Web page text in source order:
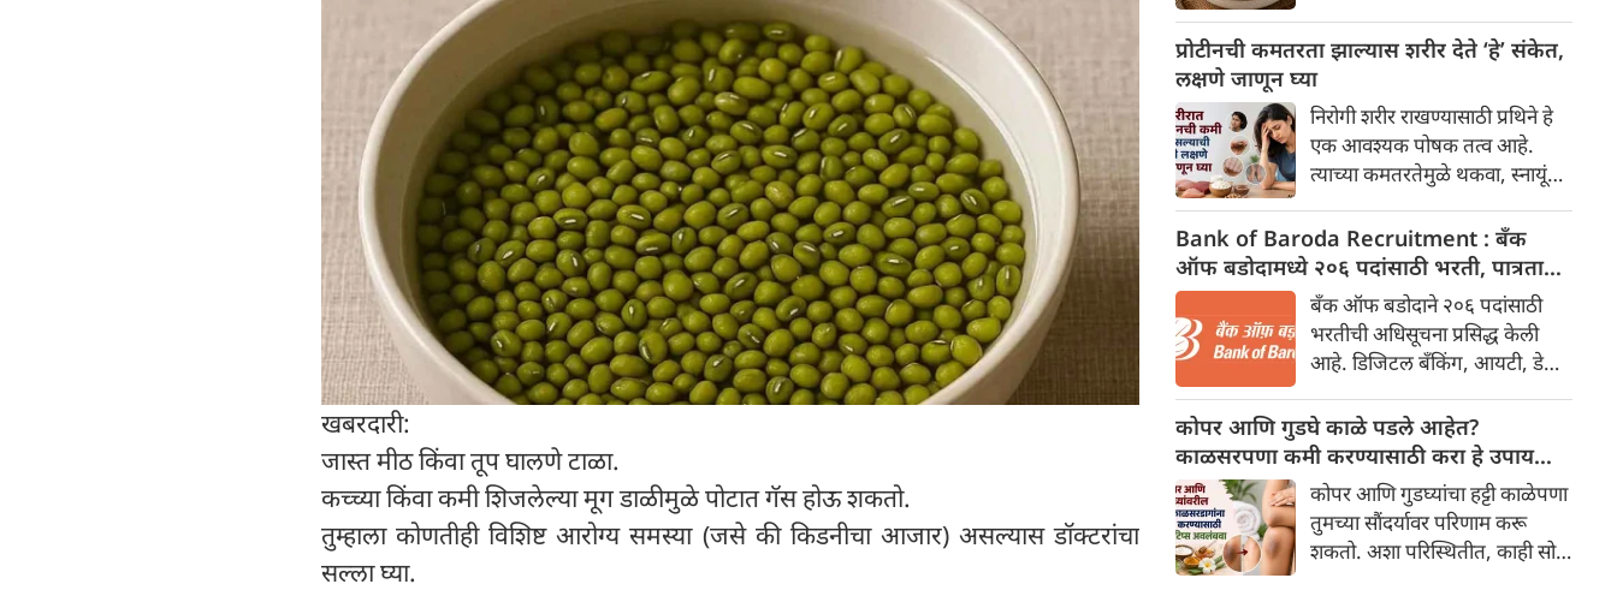
खबरदारी:
जास्त मीठ किंवा तूप घालणे टाळा.
कच्च्या किंवा कमी शिजलेल्या मूग डाळीमुळे पोटात गॅस होऊ शकतो.
तुम्हाला कोणतीही विशिष्ट आरोग्य समस्या (जसे की किडनीचा आजार) असल्यास डॉक्टरांचा
सल्ला घ्या.
सोपा आणि उत्तम पर्याय आहे. हे
बनवण्यासाठी अगदी ५ ते १० मिनिटे
लागतात आणि यामुळे दिवसभर
ताजेतवाने वाटते.
प्रोटीनची कमतरता झाल्यास शरीर देते ‘हे’ संकेत,
लक्षणे जाणून घ्या
निरोगी शरीर राखण्यासाठी प्रथिने हे
एक आवश्यक पोषक तत्व आहे.
त्याच्या कमतरतेमुळे थकवा, स्नायूंचा
वारंवार आजारी पडणे यांसारख्या
समस्या उद्भवू शकतात.
Bank of Baroda Recruitment : बँक
ऑफ बडोदामध्ये २०६ पदांसाठी भरती, पात्रता
जाणून घ्या
बँक ऑफ बडोदाने २०६ पदांसाठी
भरतीची अधिसूचना प्रसिद्ध केली
आहे. डिजिटल बँकिंग, आयटी, डेटा
लेखा या संबंधित पदांसाठी अर्ज २६
ऑगस्ट २०२६ पर्यंत स्वीकारले
जातील.
कोपर आणि गुडघे काळे पडले आहेत?
काळसरपणा कमी करण्यासाठी करा हे उपाय
करा
कोपर आणि गुडघ्यांचा हट्टी काळेपणा
तुमच्या सौंदर्यावर परिणाम करू
शकतो. अशा परिस्थितीत, काही सोपे